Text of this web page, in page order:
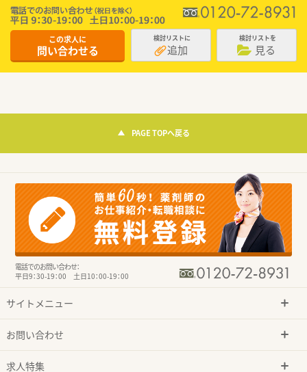
この求人に
問い合わせる
検討リストに
追加
検討リストを
見る
PAGE TOPへ戻る
電話でのお問い合わせ：
平日9：30-19：00 土日10：00-19：00
サイトメニュー
お問い合わせ
求人特集